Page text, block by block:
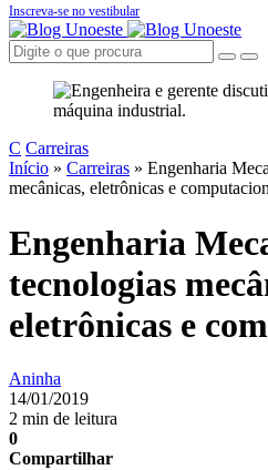
Inscreva-se no vestibular
C Carreiras
Início » Carreiras » Engenharia
mecânicas, eletrônicas e
Engenharia
tecnologias
eletrônicas e
Aninha
14/01/2019
2 min de leitura
0
Compartilhar